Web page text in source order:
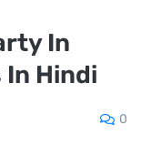
In
Hindi
0